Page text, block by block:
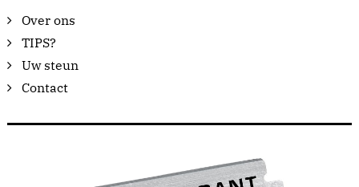
Over ons
TIPS?
Uw steun
Contact